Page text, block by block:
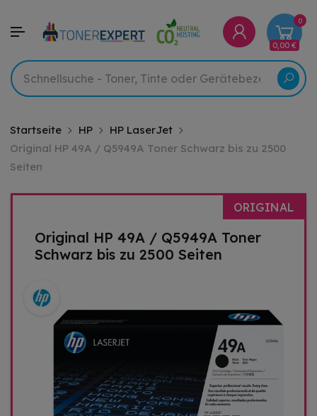
0
0,00 €
Startseite HP
HP LaserJet
Original HP 49A / Q5949A Toner Schwarz bis zu 2500
Seiten
ORIGINAL
Original HP 49A / Q5949A Toner
Schwarz bis zu 2500 Seiten